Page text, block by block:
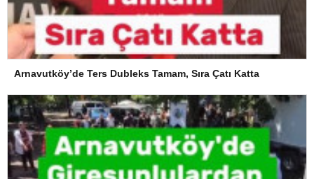
Arnavutköy’de Ters Dubleks Tamam, Sıra Çatı Katta